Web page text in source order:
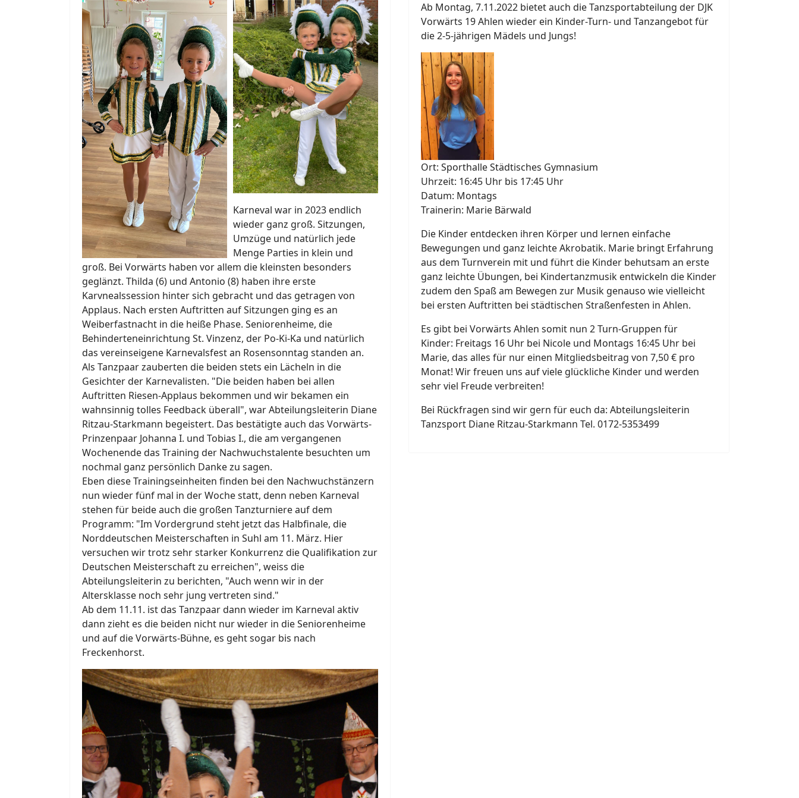
Karneval war in 2023 endlich
wieder ganz groß. Sitzungen,
Umzüge und natürlich jede
Menge Parties in klein und
groß. Bei Vorwärts haben vor allem die kleinsten besonders
geglänzt. Thilda (6) und Antonio (8) haben ihre erste
Karvnealssession hinter sich gebracht und das getragen von
Applaus. Nach ersten Auftritten auf Sitzungen ging es an
Weiberfastnacht in die heiße Phase. Seniorenheime, die
Behinderteneinrichtung St. Vinzenz, der Po-Ki-Ka und natürlich
das vereinseigene Karnevalsfest an Rosensonntag standen an.
Als Tanzpaar zauberten die beiden stets ein Lächeln in die
Gesichter der Karnevalisten. "Die beiden haben bei allen
Auftritten Riesen-Applaus bekommen und wir bekamen ein
wahnsinnig tolles Feedback überall", war Abteilungsleiterin Diane
Ritzau-Starkmann begeistert. Das bestätigte auch das Vorwärts-
Prinzenpaar Johanna I. und Tobias I., die am vergangenen
Wochenende das Training der Nachwuchstalente besuchten um
nochmal ganz persönlich Danke zu sagen.
Eben diese Trainingseinheiten finden bei den Nachwuchstänzern
nun wieder fünf mal in der Woche statt, denn neben Karneval
stehen für beide auch die großen Tanzturniere auf dem
Programm: "Im Vordergrund steht jetzt das Halbfinale, die
Norddeutschen Meisterschaften in Suhl am 11. März. Hier
versuchen wir trotz sehr starker Konkurrenz die Qualifikation zur
Deutschen Meisterschaft zu erreichen", weiss die
Abteilungsleiterin zu berichten, "Auch wenn wir in der
Altersklasse noch sehr jung vertreten sind."
Ab dem 11.11. ist das Tanzpaar dann wieder im Karneval aktiv
dann zieht es die beiden nicht nur wieder in die Seniorenheime
und auf die Vorwärts-Bühne, es geht sogar bis nach
Freckenhorst.
Ab Montag, 7.11.2022 bietet auch die Tanzsportabteilung der DJK
Vorwärts 19 Ahlen wieder ein Kinder-Turn- und Tanzangebot für
die 2-5-jährigen Mädels und Jungs!
Ort: Sporthalle Städtisches Gymnasium
Uhrzeit: 16:45 Uhr bis 17:45 Uhr
Datum: Montags
Trainerin: Marie Bärwald
Die Kinder entdecken ihren Körper und lernen einfache
Bewegungen und ganz leichte Akrobatik. Marie bringt Erfahrung
aus dem Turnverein mit und führt die Kinder behutsam an erste
ganz leichte Übungen, bei Kindertanzmusik entwickeln die Kinder
zudem den Spaß am Bewegen zur Musik genauso wie vielleicht
bei ersten Auftritten bei städtischen Straßenfesten in Ahlen.
Es gibt bei Vorwärts Ahlen somit nun 2 Turn-Gruppen für
Kinder: Freitags 16 Uhr bei Nicole und Montags 16:45 Uhr bei
Marie, das alles für nur einen Mitgliedsbeitrag von 7,50 € pro
Monat! Wir freuen uns auf viele glückliche Kinder und werden
sehr viel Freude verbreiten!
Bei Rückfragen sind wir gern für euch da: Abteilungsleiterin
Tanzsport Diane Ritzau-Starkmann Tel. 0172-5353499